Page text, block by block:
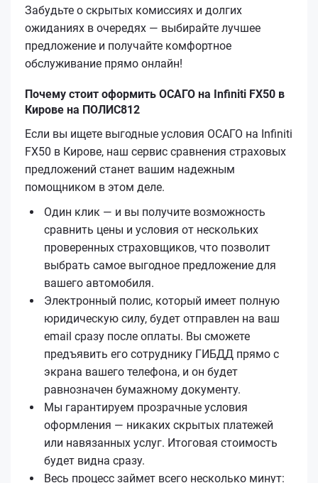
Забудьте о скрытых комиссиях и долгих
ожиданиях в очередях — выбирайте лучшее
предложение и получайте комфортное
обслуживание прямо онлайн!
Почему стоит оформить ОСАГО на Infiniti FX50 в
Кирове на ПОЛИС812
Если вы ищете выгодные условия ОСАГО на Infiniti
FX50 в Кирове, наш сервис сравнения страховых
предложений станет вашим надежным
помощником в этом деле.
Один клик — и вы получите возможность
сравнить цены и условия от нескольких
проверенных страховщиков, что позволит
выбрать самое выгодное предложение для
вашего автомобиля.
Электронный полис, который имеет полную
юридическую силу, будет отправлен на ваш
email сразу после оплаты. Вы сможете
предъявить его сотруднику ГИБДД прямо с
экрана вашего телефона, и он будет
равнозначен бумажному документу.
Мы гарантируем прозрачные условия
оформления — никаких скрытых платежей
или навязанных услуг. Итоговая стоимость
будет видна сразу.
Весь процесс займет всего несколько минут: